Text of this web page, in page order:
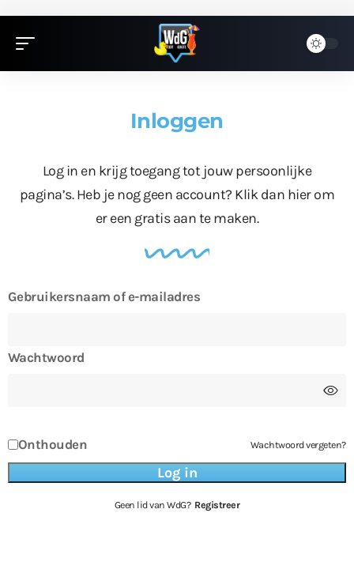
Inloggen
Log in en krijg toegang tot jouw persoonlijke
pagina’s. Heb je nog geen account? Klik dan hierom
er een gratis aan te maken.
Gebruikersnaam of e-mailadres
Wachtwoord
Onthouden Wachtwoord vergeten?
Geen lid van WdG? Registreer